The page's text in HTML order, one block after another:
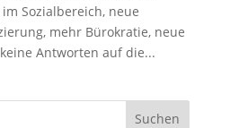
Sozialbereich, neue
mehr Bürokratie, neue
Antworten auf die...
Suchen